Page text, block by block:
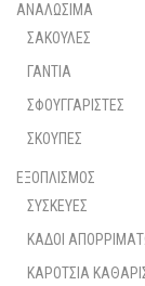
ΑΝΑΛΩΣΙΜΑ
ΣΑΚΟΥΛΕΣ
ΓΑΝΤΙΑ
ΣΦΟΥΓΓΑΡΙΣΤΕΣ
ΣΚΟΥΠΕΣ
ΕΞΟΠΛΙΣΜΟΣ
ΣΥΣΚΕΥΕΣ
ΚΑΔΟΙ
ΚΑΡΟΤΣΙΑ